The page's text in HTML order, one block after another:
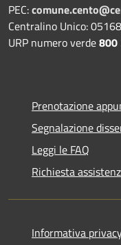
PEC:
Centralino Unico:
URP numero verde800
Prenotazione
Segnalazione
Leggi le FAQ
Richiesta
Informativa